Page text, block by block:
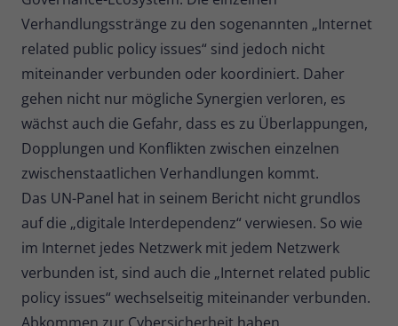
Verhandlungsstränge zu den sogenannten „Internet
related public policy issues“ sind jedoch nicht
miteinander verbunden oder koordiniert. Daher
gehen nicht nur mögliche Synergien verloren, es
wächst auch die Gefahr, dass es zu Überlappungen,
Dopplungen und Konflikten zwischen einzelnen
zwischenstaatlichen Verhandlungen kommt.
Das UN-Panel hat in seinem Bericht nicht grundlos
auf die „digitale Interdependenz“ verwiesen. So wie
im Internet jedes Netzwerk mit jedem Netzwerk
verbunden ist, sind auch die „Internet related public
policy issues“ wechselseitig miteinander verbunden.